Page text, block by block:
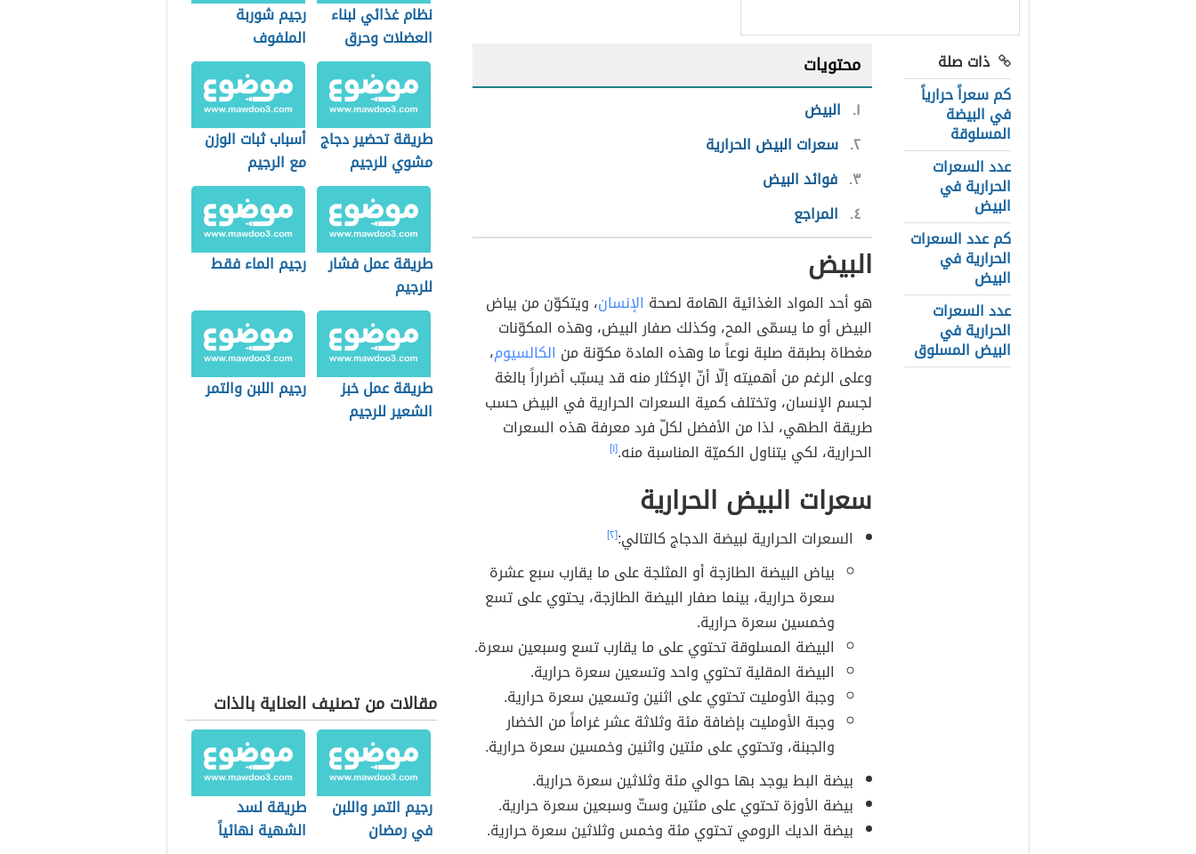
ذات صلة
كم سعراً حرارياً
في البيضة
المسلوقة
عدد السعرات
الحرارية في
البيض
كم عدد السعرات
الحرارية في
البيض
عدد السعرات
الحرارية في
البيض المسلوق
محتويات
١ البيض
٢ سعرات البيض الحرارية
٣ فوائد البيض
٤ المراجع
البيض
هو أحد المواد الغذائية الهامة لصحة الإنسان، ويتكوّن من بياض
البيض أو ما يسمّى المح، وكذلك صفار البيض، وهذه المكوّنات
مغطاة بطبقة صلبة نوعاً ما وهذه المادة مكوّنة من الكالسيوم،
وعلى الرغم من أهميته إلّا أنّ الإكثار منه قد يسبّب أضراراً بالغة
لجسم الإنسان، وتختلف كمية السعرات الحرارية في البيض حسب
طريقة الطهي، لذا من الأفضل لكلّ فرد معرفة هذه السعرات
الحرارية، لكي يتناول الكميّة المناسبة منه.[١]
سعرات البيض الحرارية
السعرات الحرارية لبيضة الدجاج كالتالي:[٢]
بياض البيضة الطازجة أو المثلجة على ما يقارب سبع عشرة
سعرة حرارية، بينما صفار البيضة الطازجة، يحتوي على تسع
وخمسين سعرة حرارية.
البيضة المسلوقة تحتوي على ما يقارب تسع وسبعين سعرة.
البيضة المقلية تحتوي واحد وتسعين سعرة حرارية.
وجبة الأومليت تحتوي على اثنين وتسعين سعرة حرارية.
وجبة الأومليت بإضافة مئة وثلاثة عشر غراماً من الخضار
والجبنة، وتحتوي على مئتين واثنين وخمسين سعرة حرارية.
بيضة البط يوجد بها حوالي مئة وثلاثين سعرة حرارية.
بيضة الأوزة تحتوي على مئتين وستّ وسبعين سعرة حرارية.
بيضة الديك الرومي تحتوي مئة وخمس وثلاثين سعرة حرارية.
نظام غذائي لبناء
العضلات وحرق
الدهون
رجيم شوربة
الملفوف
طريقة تحضير دجاج
مشوي للرجيم
أسباب ثبات الوزن
مع الرجيم
طريقة عمل فشار
للرجيم
رجيم الماء فقط
طريقة عمل خبز
الشعير للرجيم
رجيم اللبن والتمر
مقالات من تصنيف العناية بالذات
رجيم التمر واللبن
في رمضان
طريقة لسد
الشهية نهائياً